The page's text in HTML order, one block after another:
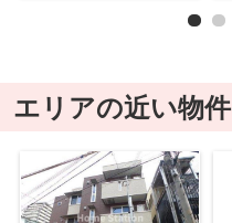
エリアの近い物件